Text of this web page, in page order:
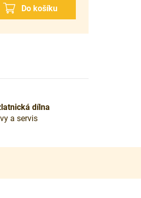
dílna
a servis